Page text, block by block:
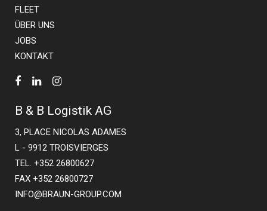
FLEET
ÜBER UNS
JOBS
KONTAKT
B & B Logistik AG
3, PLACE NICOLAS ADAMES
L - 9912 TROISVIERGES
TEL. +352 26800627
FAX +352 26800727
INFO@BRAUN-GROUP.COM